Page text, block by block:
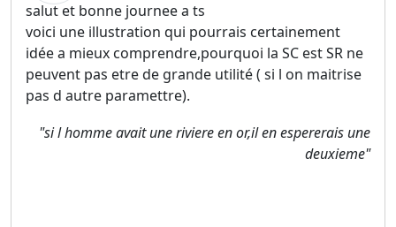
salut et bonne journee a ts
voici une illustration qui pourrais certainement
idée a mieux comprendre,pourquoi la SC est SR ne
peuvent pas etre de grande utilité ( si l on maitrise
pas d autre paramettre).
"si l homme avait une riviere en or,il en espererais une
deuxieme"